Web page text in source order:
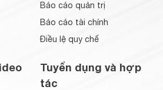
Báo cáo quản trị
Báo cáo tài chính
Điều lệ quy chế
Tuyển dụng và hợp
tác